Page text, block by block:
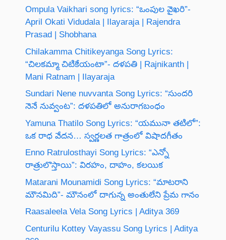
Ompula Vaikhari song lyrics: “ఒంపుల వైఖరి”-
April Okati Vidudala | Ilayaraja | Rajendra
Prasad | Shobhana
Chilakamma Chitikeyanga Song Lyrics:
“చిలకమ్మా చిటికేయంటా”- దళపతి | Rajnikanth |
Mani Ratnam | Ilayaraja
Sundari Nene nuvvanta Song Lyrics: “సుందరి
నెనే నువ్వంట”: దళపతిలో అనురాగబంధం
Yamuna Thatilo Song Lyrics: “యమునా తటిలో”:
ఒక రాధ వేదన… స్వర్ణలత గాత్రంలో విషాదగీతం
Enno Ratrulosthayi Song Lyrics: “ఎన్నో
రాత్రులొస్తాయి”: విరహం, దాహం, కలయిక
Matarani Mounamidi Song Lyrics: “మాటరాని
మౌనమిది”- మౌనంలో దాగున్న అంతులేని ప్రేమ గానం
Raasaleela Vela Song Lyrics | Aditya 369
Centurilu Kottey Vayassu Song Lyrics | Aditya